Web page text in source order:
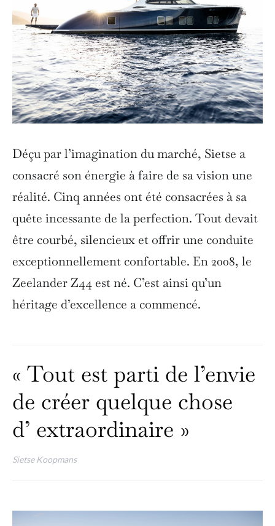
Déçu par l’imagination du marché, Sietse a
consacré son énergie à faire de sa vision une
réalité. Cinq années ont été consacrées à sa
quête incessante de la perfection. Tout devait
être courbé, silencieux et offrir une conduite
exceptionnellement confortable. En 2008, le
Zeelander Z44 est né. C’est ainsi qu’un
héritage d’excellence a commencé.
« Tout est parti de l’envie
de créer quelque chose
d’ extraordinaire »
Sietse Koopmans